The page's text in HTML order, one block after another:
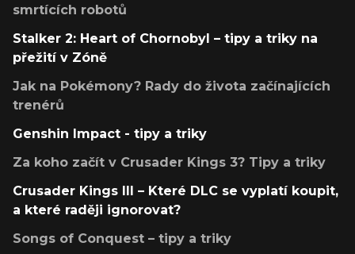
smrtících robotů
Stalker 2: Heart of Chornobyl – tipy a triky na
přežití v Zóně
Jak na Pokémony? Rady do života začínajících
trenérů
Genshin Impact - tipy a triky
Za koho začít v Crusader Kings 3? Tipy a triky
Crusader Kings III – Které DLC se vyplatí koupit,
a které raději ignorovat?
Songs of Conquest – tipy a triky